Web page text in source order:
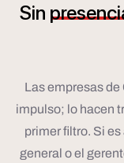
Sin
Las empresas
impulso; lo hacen
primer filtro. Si
general o el